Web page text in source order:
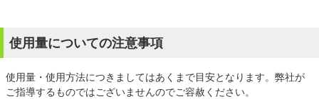
使用量についての注意事項
使用量・使用方法につきましてはあくまで目安となります。弊社が
ご指導するものではございませんのでご容赦ください。